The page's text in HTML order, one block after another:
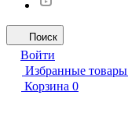
Поиск
Войти
Избранные товары
Корзина 0